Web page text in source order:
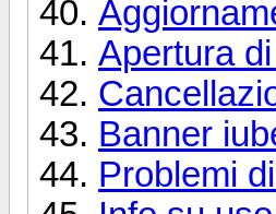
Apertura
Banner
Problemi